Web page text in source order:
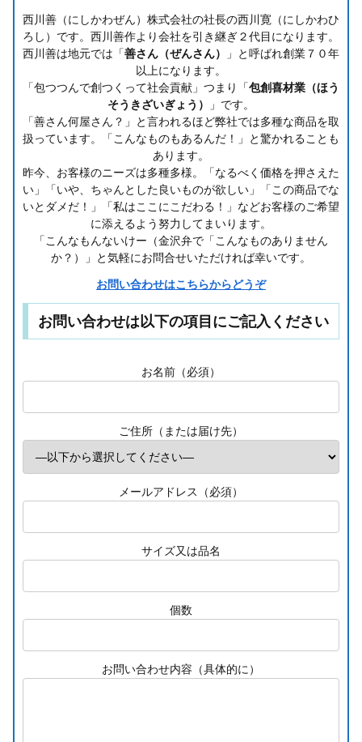
西川善（にしかわぜん）株式会社の社長の西川寛（にしかわひ
ろし）です。西川善作より会社を引き継ぎ２代目になります。
西川善は地元では「善さん（ぜんさん）
」と呼ばれ創業７０年
以上になります。
「包つつんで創つくって社会貢献」つまり「包創喜材業（ほう
そうきざいぎょう）
」です。
「善さん何屋さん？」と言われるほど弊社では多種な商品を取
扱っています。「こんなものもあるんだ！」と驚かれることも
あります。
昨今、お客様のニーズは多種多様。「なるべく価格を押さえた
い」「いや、ちゃんとした良いものが欲しい」「この商品でな
いとダメだ！」「私はここにこだわる！」などお客様のご希望
に添えるよう努力してまいります。
「こんなもんないけー（金沢弁で「こんなものありません
か？）」と気軽にお問合せいただければ幸いです。
お問い合わせはこちらからどうぞ
お問い合わせは以下の項目にご記入ください
お名前（必須）
ご住所（または届け先）
メールアドレス（必須）
サイズ又は品名
個数
お問い合わせ内容（具体的に）